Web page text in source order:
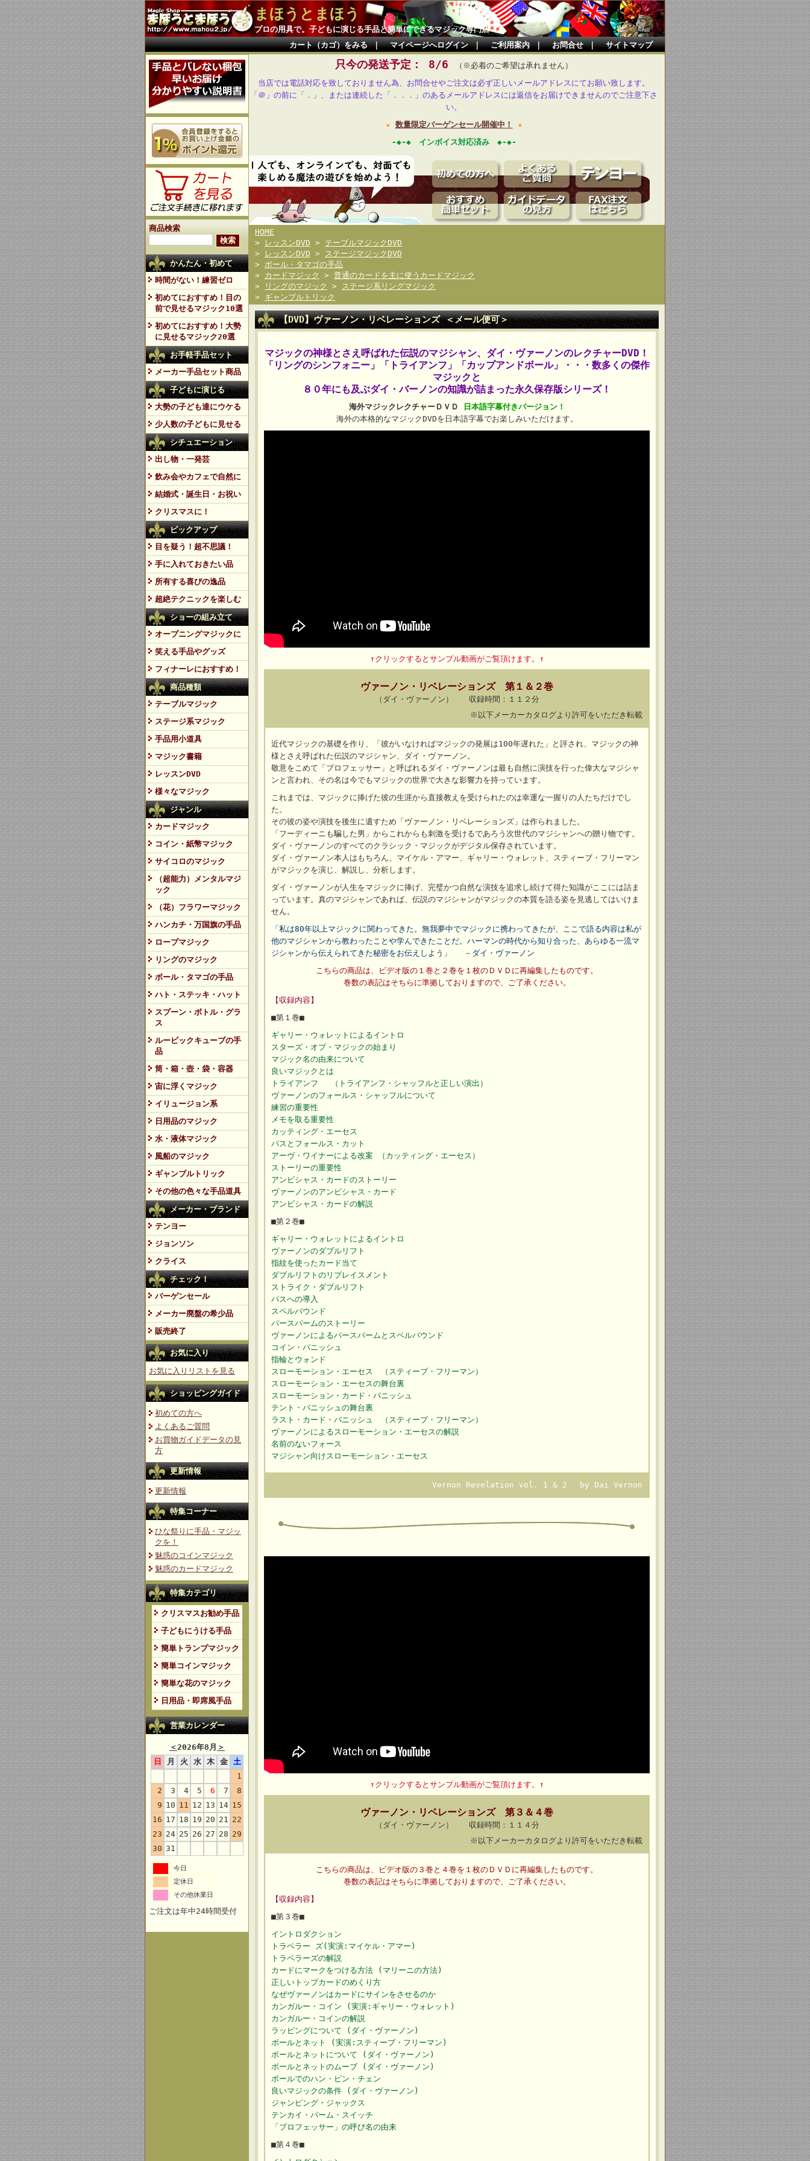
まほうとまほう
プロの用具で。子どもに演じる手品と簡単にできるマジック専門店
カート（カゴ）をみる｜ マイページへログイン｜ ご利用案内｜ お問合せ｜ サイトマップ
商品検索
かんたん・初めて
時間がない！練習ゼロ
初めてにおすすめ！目の
前で見せるマジック10選
初めてにおすすめ！大勢
に見せるマジック20選
お手軽手品セット
メーカー手品セット商品
子どもに演じる
大勢の子ども達にウケる
少人数の子どもに見せる
シチュエーション
出し物・一発芸
飲み会やカフェで自然に
結婚式・誕生日・お祝い
クリスマスに！
ピックアップ
目を疑う！超不思議！
手に入れておきたい品
所有する喜びの逸品
超絶テクニックを楽しむ
ショーの組み立て
オープニングマジックに
笑える手品やグッズ
フィナーレにおすすめ！
商品種類
テーブルマジック
ステージ系マジック
手品用小道具
マジック書籍
レッスンDVD
様々なマジック
ジャンル
カードマジック
コイン・紙幣マジック
サイコロのマジック
（超能力）メンタルマジ
ック
（花）フラワーマジック
ハンカチ・万国旗の手品
ロープマジック
リングのマジック
ボール・タマゴの手品
ハト・ステッキ・ハット
スプーン・ボトル・グラ
ス
ルービックキューブの手
品
筒・箱・壺・袋・容器
宙に浮くマジック
イリュージョン系
日用品のマジック
水・液体マジック
風船のマジック
ギャンブルトリック
その他の色々な手品道具
メーカー・ブランド
テンヨー
ジョンソン
クライス
チェック！
バーゲンセール
メーカー廃盤の希少品
販売終了
お気に入り
お気に入りリストを見る
ショッピングガイド
初めての方へ
よくあるご質問
お買物ガイドデータの見
方
更新情報
更新情報
特集コーナー
ひな祭りに手品・マジッ
クを！
魅惑のコインマジック
魅惑のカードマジック
特集カテゴリ
クリスマスお勧め手品
子どもにうける手品
簡単トランプマジック
簡単コインマジック
簡単な花のマジック
日用品・即席風手品
営業カレンダー
＜2026年8月 ＞
日
月 火 水 木 金
土
1
2
3 4 5 6 7
8
9 10 11 12 13 14 15
16 17 18 19 20 21 22
23 24 25 26 27 28 29
30 31
今日
定休日
その他休業日
ご注文は年中24時間受付
只今の発送予定： 8/6
（※必着のご希望は承れません）
当店では電話対応を致しておりません為、お問合せやご注文は必ず正しいメールアドレスにてお願い致します。
「＠」の前に「．」、または連続した「．．．」のあるメールアドレスには返信をお届けできませんのでご注意下さ
い。
★ 数量限定バーゲンセール開催中！
★
-◆-◆ インボイス対応済み ◆-◆-
HOME
>
レッスンDVD > テーブルマジックDVD
>
レッスンDVD > ステージマジックDVD
> ボール・タマゴの手品
>
カードマジック > 普通のカードを主に使うカードマジック
>
リングのマジック > ステージ系リングマジック
> ギャンブルトリック
【DVD】ヴァーノン・リベレーションズ ＜メール便可＞
マジックの神様とさえ呼ばれた伝説のマジシャン、ダイ・ヴァーノンのレクチャーDVD！
「リングのシンフォニー」「トライアンフ」「カップアンドボール」・・・数多くの傑作
マジックと
８０年にも及ぶダイ・バーノンの知識が詰まった永久保存版シリーズ！
海外マジックレクチャーＤＶＤ
日本語字幕付きバージョン！
海外の本格的なマジックDVDを日本語字幕でお楽しみいただけます。
↑クリックするとサンプル動画がご覧頂けます。↑
ヴァーノン・リベレーションズ 第１＆２巻
（ダイ・ヴァーノン） 収録時間：１１２分
※以下メーカーカタログより許可をいただき転載
近代マジックの基礎を作り、「彼がいなければマジックの発展は100年遅れた」と評され、マジックの神
様とさえ呼ばれた伝説のマジシャン、ダイ・ヴァーノン。
敬意をこめて「プロフェッサー」と呼ばれるダイ・ヴァーノンは最も自然に演技を行った偉大なマジシャ
ンと言われ、その名は今でもマジックの世界で大きな影響力を持っています。
これまでは、マジックに捧げた彼の生涯から直接教えを受けられたのは幸運な一握りの人たちだけでし
た。
その彼の姿や演技を後生に遺すため「ヴァーノン・リベレーションズ」は作られました。
「フーディーニも騙した男」からこれからも刺激を受けるであろう次世代のマジシャンへの贈り物です。
ダイ・ヴァーノンのすべてのクラシック・マジックがデジタル保存されています。
ダイ・ヴァーノン本人はもちろん、マイケル・アマー、ギャリー・ウォレット、スティーブ・フリーマン
がマジックを演じ、解説し、分析します。
ダイ・ヴァーノンが人生をマジックに捧げ、完璧かつ自然な演技を追求し続けて得た知識がここには詰ま
っています。真のマジシャンであれば、伝説のマジシャンがマジックの本質を語る姿を見逃してはいけま
せん。
「私は80年以上マジックに関わってきた。無我夢中でマジックに携わってきたが、ここで語る内容は私が
他のマジシャンから教わったことや学んできたことだ。ハーマンの時代から知り合った、あらゆる一流マ
ジシャンから伝えられてきた秘密をお伝えしよう」 －ダイ・ヴァーノン
こちらの商品は、ビデオ版の１巻と２巻を１枚のＤＶＤに再編集したものです。
巻数の表記はそちらに準拠しておりますので、ご了承ください。
【収録内容】
■第１巻■
ギャリー・ウォレットによるイントロ
スターズ・オブ・マジックの始まり
マジック名の由来について
良いマジックとは
トライアンフ （トライアンフ・シャッフルと正しい演出）
ヴァーノンのフォールス・シャッフルについて
練習の重要性
メモを取る重要性
カッティング・エーセス
パスとフォールス・カット
アーヴ・ワイナーによる改案 （カッティング・エーセス）
ストーリーの重要性
アンビシャス・カードのストーリー
ヴァーノンのアンビシャス・カード
アンビシャス・カードの解説
■第２巻■
ギャリー・ウォレットによるイントロ
ヴァーノンのダブルリフト
指紋を使ったカード当て
ダブルリフトのリプレイスメント
ストライク・ダブルリフト
パスへの導入
スペルバウンド
パースパームのストーリー
ヴァーノンによるパースパームとスペルバウンド
コイン・バニッシュ
指輪とウォンド
スローモーション・エーセス （スティーブ・フリーマン）
スローモーション・エーセスの舞台裏
スローモーション・カード・バニッシュ
テント・バニッシュの舞台裏
ラスト・カード・バニッシュ （スティーブ・フリーマン）
ヴァーノンによるスローモーション・エーセスの解説
名前のないフォース
マジシャン向けスローモーション・エーセス
Vernon Revelation vol. 1 & 2 by Dai Vernon
↑クリックするとサンプル動画がご覧頂けます。↑
ヴァーノン・リベレーションズ 第３＆４巻
（ダイ・ヴァーノン） 収録時間：１１４分
※以下メーカーカタログより許可をいただき転載
こちらの商品は、ビデオ版の３巻と４巻を１枚のＤＶＤに再編集したものです。
巻数の表記はそちらに準拠しておりますので、ご了承ください。
【収録内容】
■第３巻■
イントロダクション
トラベラー ズ(実演:マイケル・アマー)
トラベラーズの解説
カードにマークをつける方法 (マリーニの方法)
正しいトップカードのめくり方
なぜヴァーノンはカードにサインをさせるのか
カンガルー・コイン (実演:ギャリー・ウォレット)
カンガルー・コインの解説
ラッピングについて (ダイ・ヴァーノン)
ボールとネット (実演:スティーブ・フリーマン)
ボールとネットについて (ダイ・ヴァーノン)
ボールとネットのムーブ (ダイ・ヴァーノン)
ボールでのハン・ピン・チェン
良いマジックの条件 (ダイ・ヴァーノン)
ジャンピング・ジャックス
テンカイ・パーム・スイッチ
「プロフェッサー」の呼び名の由来
■第４巻■